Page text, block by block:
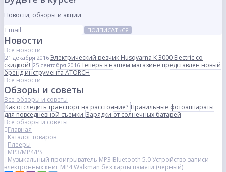
Новости, обзоры и акции
ПОДПИСАТЬСЯ
Новости
Все новости
21 декабря 2016 Электрический резчик Husqvarna K 3000 Electric со
скидкой! 25 сентября 2016 Теперь в нашем магазине представлен новый
бренд инструмента ATORCH
Все новости
Обзоры и советы
Все обзоры и советы
Как отследить транспорт на расстояние? Правильные фотоаппараты
для повседневной съемкиЗарядки от солнечных батарей
Все обзоры и советы
Главная
Каталог товаров
Плееры
MP3/MP4/PS
Музыкальный проигрыватель MP3 Bluetooth 5.0 Устройство записи
электронных книг MP4 Walkman без карты памяти (черный)